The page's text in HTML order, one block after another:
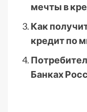
мечты в
Как
кредит по
Банках